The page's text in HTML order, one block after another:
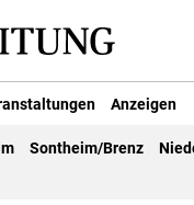
Anzeigen
Sontheim/Brenz